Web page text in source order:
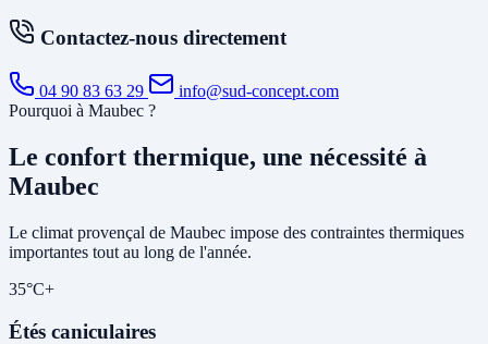
Contactez-nous directement
04 90 83 63 29
info@sud-concept.com
Pourquoi à Maubec ?
Le confort thermique, une nécessité à
Maubec
Le climat provençal de Maubec impose des contraintes thermiques
importantes tout au long de l'année.
35°C+
Étés caniculaires